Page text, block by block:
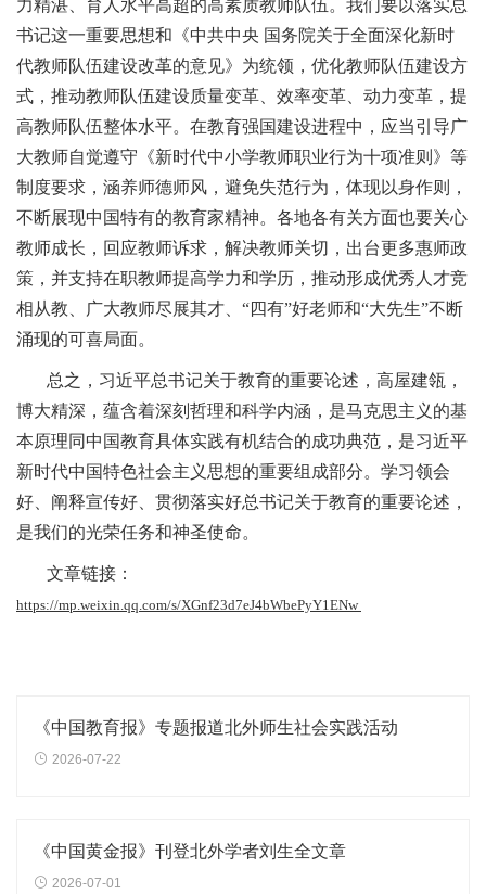
力精湛、育人水平高超的高素质教师队伍。我们要以落实总
书记这一重要思想和《中共中央 国务院关于全面深化新时
代教师队伍建设改革的意见》为统领，优化教师队伍建设方
式，推动教师队伍建设质量变革、效率变革、动力变革，提
高教师队伍整体水平。在教育强国建设进程中，应当引导广
大教师自觉遵守《新时代中小学教师职业行为十项准则》等
制度要求，涵养师德师风，避免失范行为，体现以身作则，
不断展现中国特有的教育家精神。各地各有关方面也要关心
教师成长，回应教师诉求，解决教师关切，出台更多惠师政
策，并支持在职教师提高学力和学历，推动形成优秀人才竞
相从教、广大教师尽展其才、“四有”好老师和“大先生”不断
涌现的可喜局面。
总之，习近平总书记关于教育的重要论述，高屋建瓴，
博大精深，蕴含着深刻哲理和科学内涵，是马克思主义的基
本原理同中国教育具体实践有机结合的成功典范，是习近平
新时代中国特色社会主义思想的重要组成部分。学习领会
好、阐释宣传好、贯彻落实好总书记关于教育的重要论述，
是我们的光荣任务和神圣使命。
文章链接：
https://mp.weixin.qq.com/s/XGnf23d7eJ4bWbePyY1ENw
《中国教育报》专题报道北外师生社会实践活动
2026-07-22
《中国黄金报》刊登北外学者刘生全文章
2026-07-01